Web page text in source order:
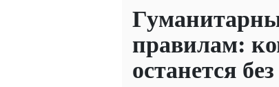
правилам:
останется